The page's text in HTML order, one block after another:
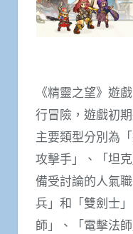
《精靈之望》遊
行冒險，遊戲初
主要類型分別為
攻擊手」、「坦
備受討論的人氣
兵」和「雙劍士
師」、「電擊法